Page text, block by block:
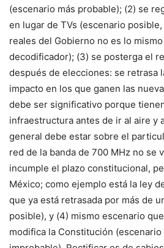
(escenario más probable); (2) se
en lugar de TVs (escenario
reales del Gobierno no es lo
decodificador); (3) se posterga el
después de elecciones: se retrasa
impacto en los que ganen las
debe ser significativo porque
infraestructura antes de ir al aire y
general debe estar sobre el
red de la banda de 700 MHz no se
incumple el plazo constitucional,
México; como ejemplo está la ley
que ya está retrasada por más de
posible), y (4) mismo escenario
modifica la Constitución